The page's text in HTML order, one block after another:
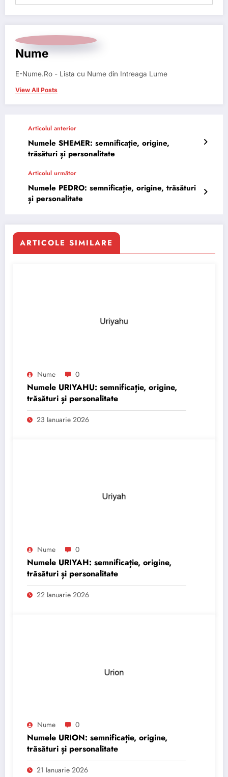
Nume
E-Nume.Ro - Lista cu Nume din Intreaga Lume
View All Posts
Articolul anterior
Numele SHEMER: semnificație, origine,
trăsături și personalitate
Articolul următor
Numele PEDRO: semnificație, origine, trăsături
și personalitate
ARTICOLE SIMILARE
Nume 0
Numele URIYAHU: semnificație, origine,
trăsături și personalitate
23 Ianuarie 2026
Nume 0
Numele URIYAH: semnificație, origine,
trăsături și personalitate
22 Ianuarie 2026
Nume 0
Numele URION: semnificație, origine,
trăsături și personalitate
21 Ianuarie 2026